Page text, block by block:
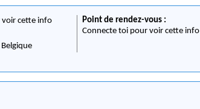
voir cette info
Belgique
Point de rendez-vous :
Connecte toi pour voir cette info